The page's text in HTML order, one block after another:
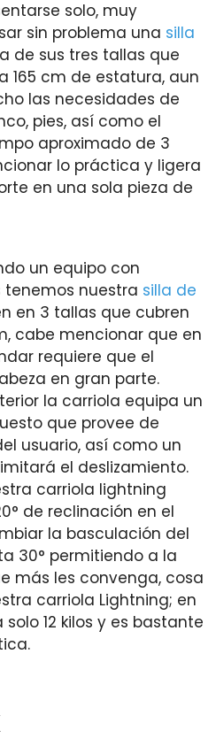
solo, muy
sin problema una silla
de sus tres tallas que
165 cm de estatura, aun
las necesidades de
pies, así como el
aproximado de 3
lo práctica y ligera
en una sola pieza de
un equipo con
nuestra silla de
en 3 tallas que cubren
cabe mencionar que en
requiere que el
en gran parte.
la carriola equipa un
que provee de
usuario, así como un
el deslizamiento.
carriola lightning
de reclinación en el
la basculación del
30° permitiendo a la
más les convenga, cosa
carriola Lightning; en
12 kilos y es bastante